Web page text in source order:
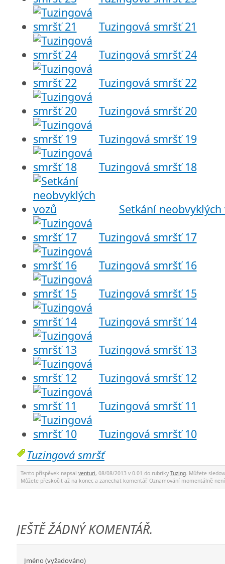
Tuzingová smršť 21
Tuzingová smršť 24
Tuzingová smršť 22
Tuzingová smršť 20
Tuzingová smršť 19
Tuzingová smršť 18
Setkání neobvyklých
Tuzingová smršť 17
Tuzingová smršť 16
Tuzingová smršť 15
Tuzingová smršť 14
Tuzingová smršť 13
Tuzingová smršť 12
Tuzingová smršť 11
Tuzingová smršť 10
Tuzingová smršť
Tento příspěvek napsal venturi, 08/08/2013 v 0.01 do rubriky Tuzing. Můžete
Můžete přeskočit až na konec a zanechat komentář. Oznamování momentálně
JEŠTĚ ŽÁDNÝ KOMENTÁŘ.
Jméno (vyžadováno)